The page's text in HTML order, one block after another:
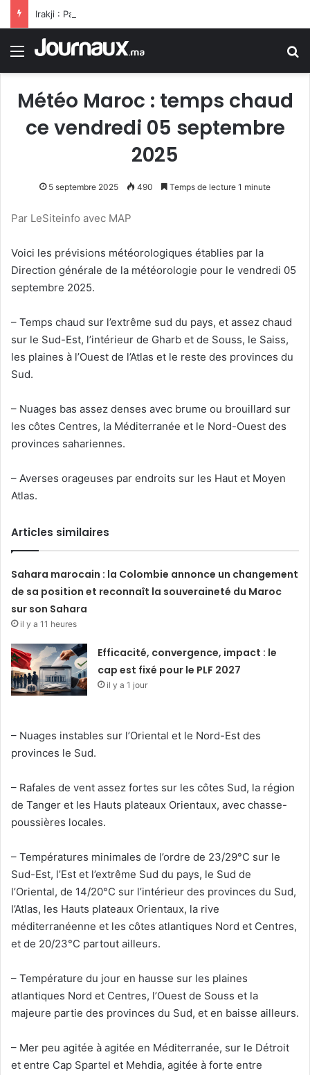
Menu
Météo Maroc : temps chaud
ce vendredi 05 septembre
2025
5 septembre 2025 490 Temps de lecture 1 minute
Par LeSiteinfo avec MAP
Voici les prévisions météorologiques établies par la
Direction générale de la météorologie pour le vendredi 05
septembre 2025.
– Temps chaud sur l’extrême sud du pays, et assez chaud
sur le Sud-Est, l’intérieur de Gharb et de Souss, le Saiss,
les plaines à l’Ouest de l’Atlas et le reste des provinces du
Sud.
– Nuages bas assez denses avec brume ou brouillard sur
les côtes Centres, la Méditerranée et le Nord-Ouest des
provinces sahariennes.
– Averses orageuses par endroits sur les Haut et Moyen
Atlas.
Articles similaires
Sahara marocain : la Colombie annonce un changement
de sa position et reconnaît la souveraineté du Maroc
sur son Sahara
il y a 11 heures
Efficacité, convergence, impact : le
cap est fixé pour le PLF 2027
il y a 1 jour
– Nuages instables sur l’Oriental et le Nord-Est des
provinces le Sud.
– Rafales de vent assez fortes sur les côtes Sud, la région
de Tanger et les Hauts plateaux Orientaux, avec chasse-
poussières locales.
– Températures minimales de l’ordre de 23/29°C sur le
Sud-Est, l’Est et l’extrême Sud du pays, le Sud de
l’Oriental, de 14/20°C sur l’intérieur des provinces du Sud,
l’Atlas, les Hauts plateaux Orientaux, la rive
méditerranéenne et les côtes atlantiques Nord et Centres,
et de 20/23°C partout ailleurs.
– Température du jour en hausse sur les plaines
atlantiques Nord et Centres, l’Ouest de Souss et la
majeure partie des provinces du Sud, et en baisse ailleurs.
– Mer peu agitée à agitée en Méditerranée, sur le Détroit
et entre Cap Spartel et Mehdia, agitée à forte entre